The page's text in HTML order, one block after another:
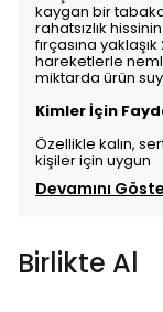
kaygan bir
rahatsızlık
fırçasına
hareketlerle
miktarda ürün
Kimler İçin
Özellikle kalın,
kişiler için uygun
Devamını
Birlikte Al